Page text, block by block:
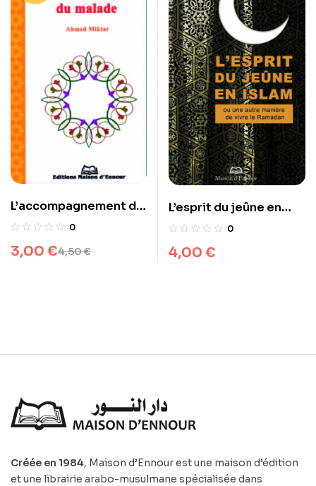
L’accompagnement du
malade
0
4,50€
3,00 €
L’esprit du jeûne en
islam
0
4,00 €
Créée en 1984, Maison d’Ennour est une maison d’édition
et une librairie arabo-musulmane spécialisée dans